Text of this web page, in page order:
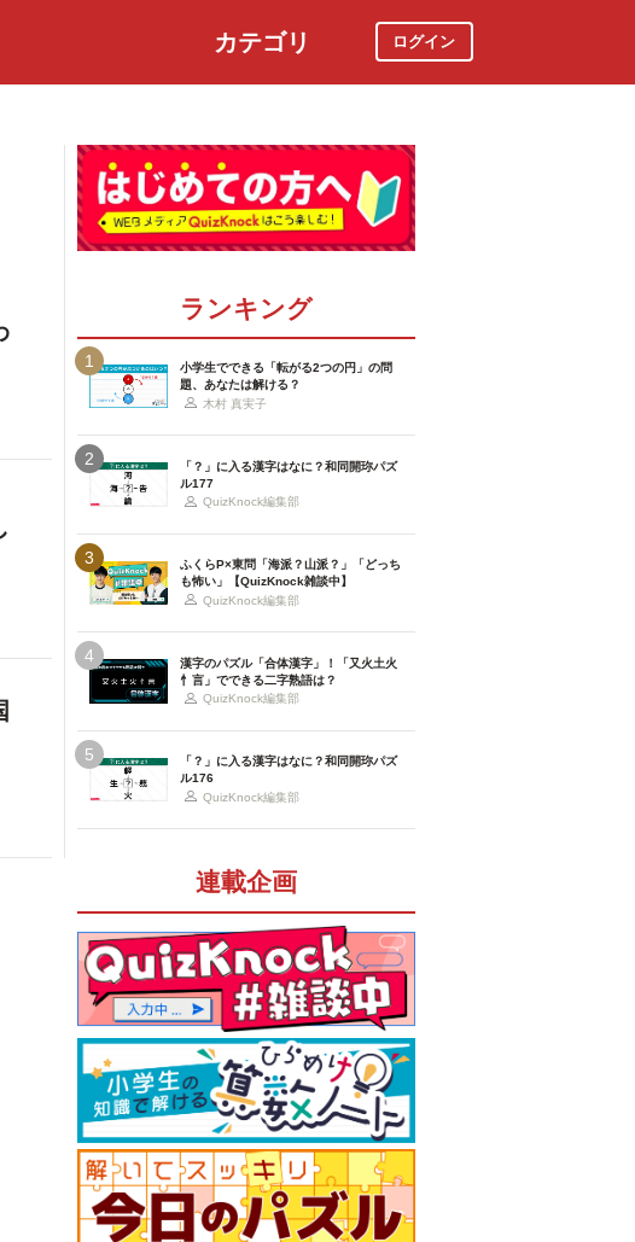
カテゴリ ログイン
ランキング
1
小学生でできる「転がる2つの円」の問
題、あなたは解ける？
木村 真実子
2
「？」に入る漢字はなに？和同開珎パズ
ル177
QuizKnock編集部
3
ふくらP×東問「海派？山派？」「どっち
も怖い」【QuizKnock雑談中】
QuizKnock編集部
4
漢字のパズル「合体漢字」！「又火土火
忄言」でできる二字熟語は？
QuizKnock編集部
5
「？」に入る漢字はなに？和同開珎パズ
ル176
QuizKnock編集部
連載企画